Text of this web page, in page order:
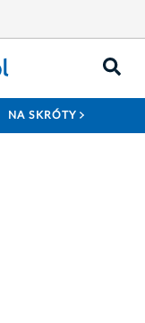
NA SKRÓTY